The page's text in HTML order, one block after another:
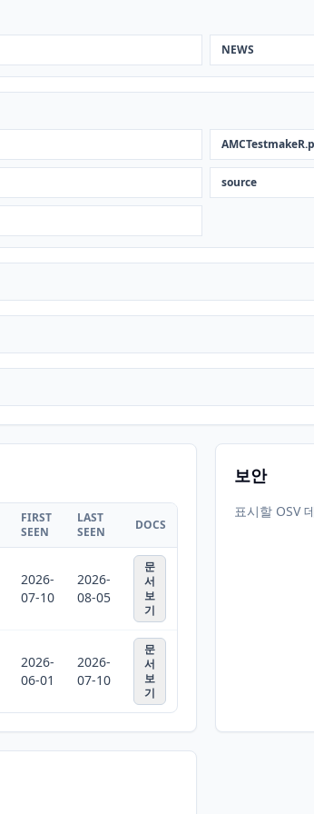
NEWS
source
FIRST
SEEN
LAST
SEEN
DOCS
2026-
07-10
2026-
08-05
문
서
보
기
2026-
06-01
2026-
07-10
문
서
보
기
보안
표시할 OSV